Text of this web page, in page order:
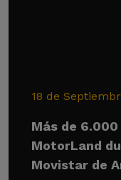
18 de
Más de
MotorLand
Movistar de